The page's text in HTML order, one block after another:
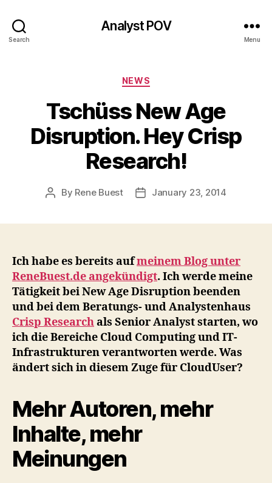
Search
Analyst POV
Menu
Categories
NEWS
Tschüss New Age
Disruption. Hey Crisp
Research!
Post
By Rene Buest
PostJanuary 23, 2014
Ich habe es bereits aufmeinem Blog unter
ReneBuest.de angekündigt. Ich werde meine
Tätigkeit bei New Age Disruption beenden
und bei dem Beratungs- und Analystenhaus
Crisp Researchals Senior Analyst starten, wo
ich die Bereiche Cloud Computing und IT-
Infrastrukturen verantworten werde. Was
ändert sich in diesem Zuge für CloudUser?
Mehr Autoren, mehr
Inhalte, mehr
Meinungen